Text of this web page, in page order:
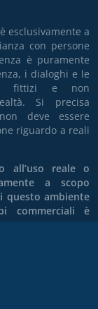
esclusivamente a
con persone
è puramente
i dialoghi e le
fittizi e non
Si precisa
deve essere
riguardo a reali
all’uso reale o
a scopo
questo ambiente
commerciali è